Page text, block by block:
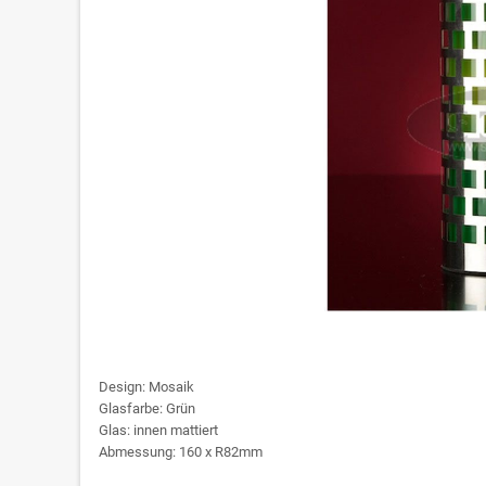
Design: Mosaik
Glasfarbe: Grün
Glas: innen mattiert
Abmessung: 160 x R82mm